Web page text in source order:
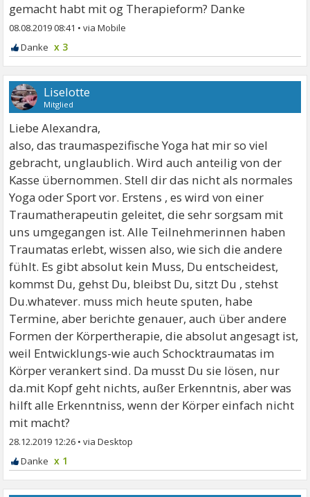
gemacht habt mit og Therapieform? Danke
08.08.2019 08:41 •
x 3
Liselotte
Mitglied
Liebe Alexandra,
also, das traumaspezifische Yoga hat mir so viel
gebracht, unglaublich. Wird auch anteilig von der
Kasse übernommen. Stell dir das nicht als normales
Yoga oder Sport vor. Erstens , es wird von einer
Traumatherapeutin geleitet, die sehr sorgsam mit
uns umgegangen ist. Alle Teilnehmerinnen haben
Traumatas erlebt, wissen also, wie sich die andere
fühlt. Es gibt absolut kein Muss, Du entscheidest,
kommst Du, gehst Du, bleibst Du, sitzt Du , stehst
Du.whatever. muss mich heute sputen, habe
Termine, aber berichte genauer, auch über andere
Formen der Körpertherapie, die absolut angesagt ist,
weil Entwicklungs-wie auch Schocktraumatas im
Körper verankert sind. Da musst Du sie lösen, nur
da.mit Kopf geht nichts, außer Erkenntnis, aber was
hilft alle Erkenntniss, wenn der Körper einfach nicht
mit macht?
28.12.2019 12:26 •
x 1